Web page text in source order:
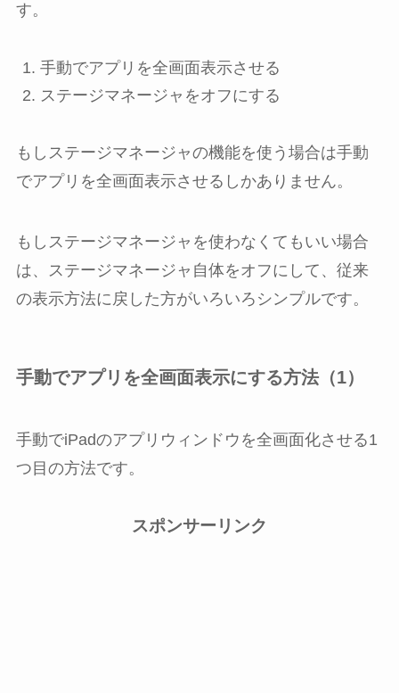
す。
手動でアプリを全画面表示させる
ステージマネージャをオフにする
もしステージマネージャの機能を使う場合は手動
でアプリを全画面表示させるしかありません。
もしステージマネージャを使わなくてもいい場合
は、ステージマネージャ自体をオフにして、従来
の表示方法に戻した方がいろいろシンプルです。
手動でアプリを全画面表示にする方法（1）
手動でiPadのアプリウィンドウを全画面化させる1
つ目の方法です。
スポンサーリンク